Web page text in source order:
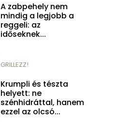
A zabpehely nem
mindig a legjobb a
reggeli: az
időseknek...
GRILLEZZ!
Krumpli és tészta
helyett: ne
szénhidráttal, hanem
ezzel az olcsó...